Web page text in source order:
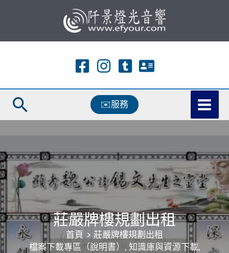
主
容
搜
✉️服務
莊嚴牌樓規劃出租
首頁
莊嚴牌樓規劃出租
檔案下載專區（說明書） , 知識庫與資源下載,